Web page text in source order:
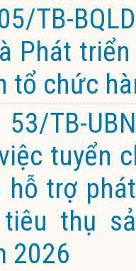
TB-
Phát
tổ chức
TB-
tuyển
trợ
thụ
2026